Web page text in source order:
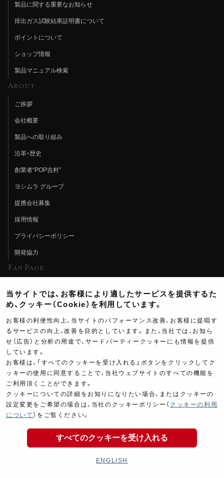
製品に関する重要なお知らせ
排出ガス試験結果証明書について
ポイントについて
ショップ情報
製品マニュアル検索
About
ご挨拶
会社概要
製品への取り組み
沿革・歴史
創業者“POP吉村”
ヨシムラ グループ
提携会社募集
採用情報
プライバシーポリシー
開発協力
Fan Page
ヨシムラTV
イベント情報
イベントスケジュール
ツーリングブレイクタイム
製品ポスター
Copyright ©YOSHIMURA JAPAN Co,Ltd. All Rights
当サイトでは、お客様により適したサービスを提供するた
め、クッキー（Cookie）を利用しています。
お客様の利便性向上、当サイトのパフォーマンス改善、お客様に提唱す
るサービスの向上、改善を目的としています。また、当社では、お知ら
せ（広告）と分析の用途で、サードパーティークッキーにも情報を提供
しています。
お客様は、「すべてのクッキーを受け入れる」ボタンをクリックしてク
ッキーの使用に同意することで、当社ウェブサイトのすべての機能を
ご利用頂くことができます。
クッキーについての詳細をお知りになりたい場合、またはクッキーの
設定変更をご希望の場合は、当社のクッキーポリシー（ クッキーの利用
について ）をご覧ください。
すべてのクッキーを受け入れる
ENGLISH